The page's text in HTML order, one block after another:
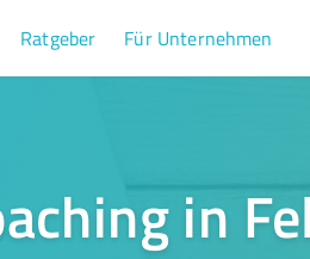
Ratgeber Für Unternehmen
in